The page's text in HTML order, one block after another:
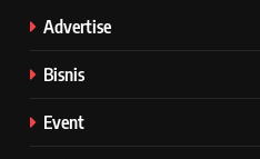
Advertise
Bisnis
Event